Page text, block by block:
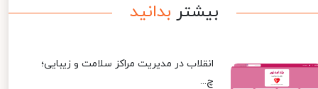
بیشتر بدانید
انقلاب در مدیریت مراکز سلامت و زیبایی؛
چ...